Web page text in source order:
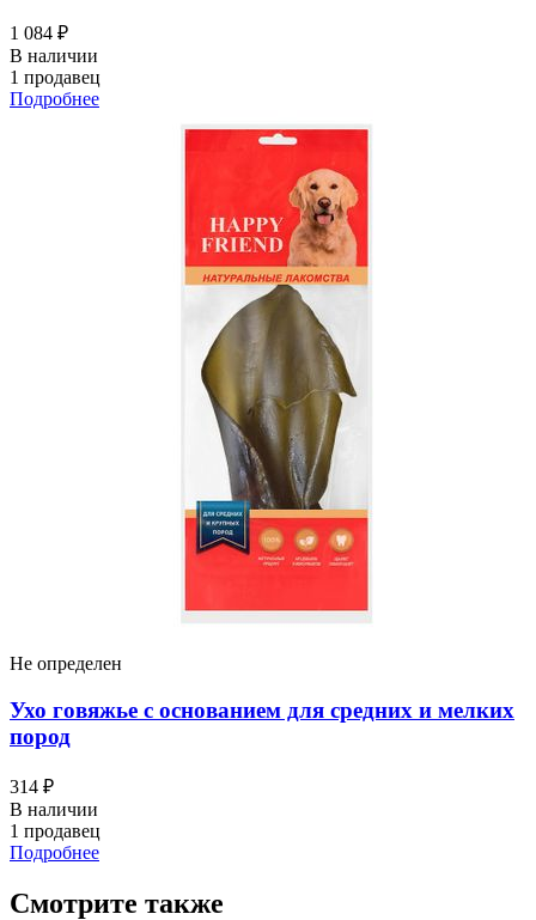
1 084 ₽
В наличии
1 продавец
Подробнее
Не определен
Ухо говяжье с основанием для средних и мелких
пород
314 ₽
В наличии
1 продавец
Подробнее
Смотрите также